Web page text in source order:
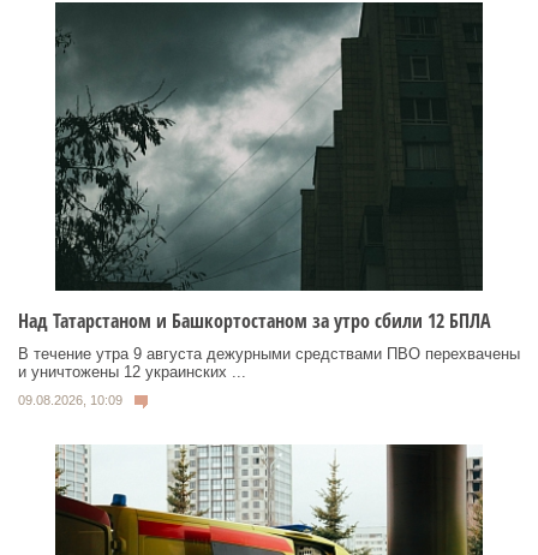
Над Татарстаном и Башкортостаном за утро сбили 12 БПЛА
В течение утра 9 августа дежурными средствами ПВО перехвачены
и уничтожены 12 украинских ...
09.08.2026, 10:09